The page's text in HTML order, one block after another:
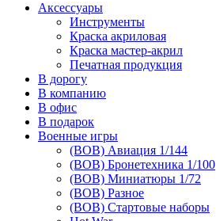
Аксессуары
Инструменты
Краска акриловая
Краска мастер-акрил
Печатная продукция
В дорогу
В компанию
В офис
В подарок
Военные игры
(ВОВ) Авиация 1/144
(ВОВ) Бронетехника 1/100
(ВОВ) Миниатюры 1/72
(ВОВ) Разное
(ВОВ) Стартовые наборы